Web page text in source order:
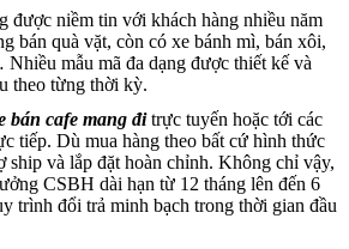
được niềm tin với khách hàng nhiều năm
bán quà vặt, còn có xe bánh mì, bán xôi,
mẫu mã đa dạng được thiết kế và
theo từng thời kỳ.
bán cafe mang đitrực tuyến hoặc tới các
tiếp. Dù mua hàng theo bất cứ hình thức
ship và lắp đặt hoàn chỉnh. Không chỉ vậy,
CSBH dài hạn từ 12 tháng lên đến 6
trình đổi trả minh bạch trong thời gian đầu